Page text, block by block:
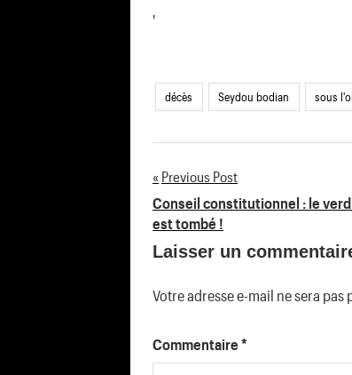
'
décès Seydou bodian sous
Navigation
de
Previous Post
Conseil constitutionnel : le
est tombé !
Laisser un
Votre adresse e-mail ne sera pas
Commentaire *